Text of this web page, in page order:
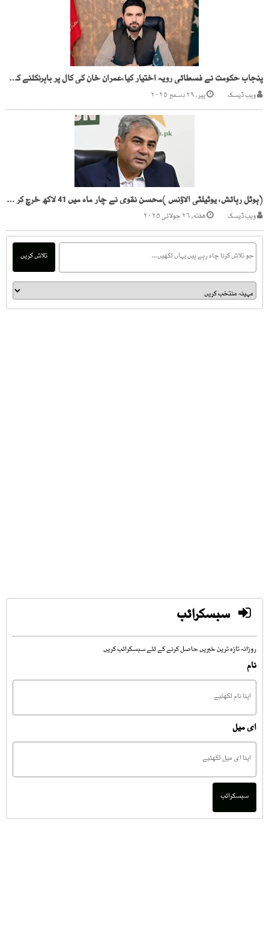
پنجاب حکومت نے فسطائی رویہ اختیار کیا،عمران خان کی کال پر باہرنکلنے کو تیار ہیں،سہیل آفریدی
ویب ڈیسک پیر, ۲۹ دسمبر ۲۰۲۵
(ہوٹل رہائش، یوٹیلٹی الاؤنس )محسن نقوی نے چار ماہ میں 41 لاکھ خرچ کر ڈالے
ویب ڈیسک هفته, ۲۶ جولائی ۲۰۲۵
تلاش کریں
سبسکرائب
روزانہ تازہ ترین خبریں حاصل کرنے کے لئے سبسکرائب کریں
نام
ای میل
سبسکرائب